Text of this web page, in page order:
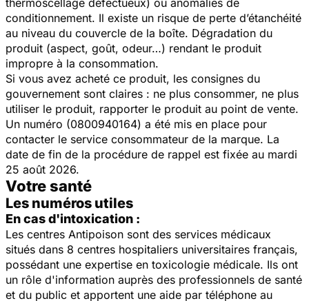
conditionnement. Il existe un risque de perte d’étanchéité
au niveau du couvercle de la boîte. Dégradation du
produit (aspect, goût, odeur…) rendant le produit
impropre à la consommation.
Si vous avez acheté ce produit, les consignes du
gouvernement sont claires : ne plus consommer, ne plus
utiliser le produit, rapporter le produit au point de vente.
Un numéro (0800940164) a été mis en place pour
contacter le service consommateur de la marque. La
date de fin de la procédure de rappel est fixée au mardi
25 août 2026.
Votre santé
Les numéros utiles
En cas d'intoxication :
Les centres Antipoison sont des services médicaux
situés dans 8 centres hospitaliers universitaires français,
possédant une expertise en toxicologie médicale. Ils ont
un rôle d'information auprès des professionnels de santé
et du public et apportent une aide par téléphone au